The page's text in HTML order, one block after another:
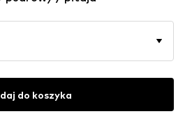
do koszyka